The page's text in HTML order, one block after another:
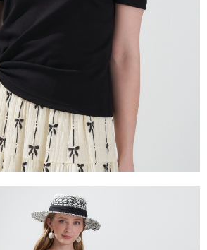
限公司提供之「AFTEE先享後付」服務完成之交
內提供個人資料，並將交易相關給付款項請求債
公司。
，請瀏覽以下網址：
徵得法定代理人或監護人之同意方可使用
未經同意申辦者引起之損失，本公司不負相關責
付」時，將依據個別帳號之用戶狀況，依本公司即
；若仍有額度不足之情形，本公司將視審查結果
或使用他人資訊註冊。若發現惡意使用之情形，